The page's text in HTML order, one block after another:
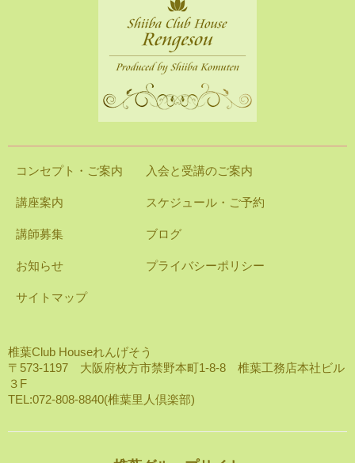
コンセプト・ご案内 入会と受講のご案内
講座案内 スケジュール・ご予約
講師募集 ブログ
お知らせ プライバシーポリシー
サイトマップ
椎葉Club Houseれんげそう
〒573-1197 大阪府枚方市禁野本町1-8-8 椎葉工務店本社ビル
３F
TEL:072-808-8840(椎葉里人倶楽部)